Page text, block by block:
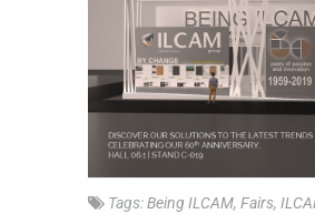
Tags:Being ILCAM, Fairs,